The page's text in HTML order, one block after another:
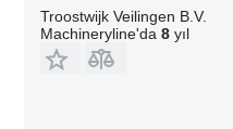
Troostwijk Veilingen B.V.
Machineryline'da 8yıl